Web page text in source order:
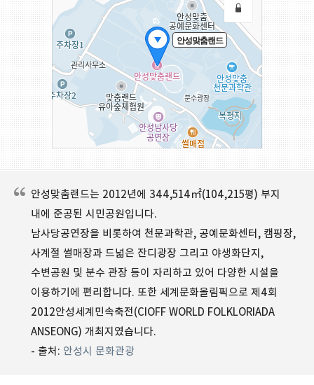
안성맞춤랜드는 2012년에 344,514㎡(104,215평) 부지
내에 준공된 시민공원입니다.
남사당공연장을 비롯하여 천문과학관, 공예문화센터, 캠핑장,
사계절 썰매장과 드넓은 잔디광장 그리고 야생화단지,
수변공원 및 분수 관장 등이 자리하고 있어 다양한 시설을
이용하기에 편리합니다. 또한 세계문화올림픽으로 제4회
2012안성세계민속축전(CIOFF WORLD FOLKLORIADA
ANSEONG) 개최지였습니다.
- 출처: 안성시 문화관광